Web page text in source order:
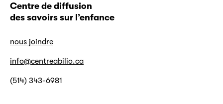
Abilio
Centre de diffusion
des savoirs sur l’enfance
nous joindre
info@centreabilio.ca
(514) 343-6981